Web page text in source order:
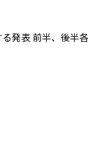
発表 前半、後半